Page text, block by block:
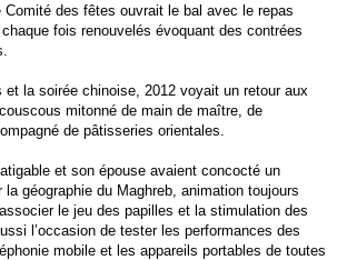
des fêtes ouvrait le bal avec le repas
fois renouvelés évoquant des contrées
la soirée chinoise, 2012 voyait un retour aux
mitonné de main de maître, de
de pâtisseries orientales.
et son épouse avaient concocté un
géographie du Maghreb, animation toujours
le jeu des papilles et la stimulation des
l’occasion de tester les performances des
mobile et les appareils portables de toutes